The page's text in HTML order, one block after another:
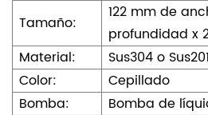
Tamaño:
122 mm de
profundidad x
Material:
Sus304 o Sus201
Color:
Cepillado
Bomba:
Bomba de